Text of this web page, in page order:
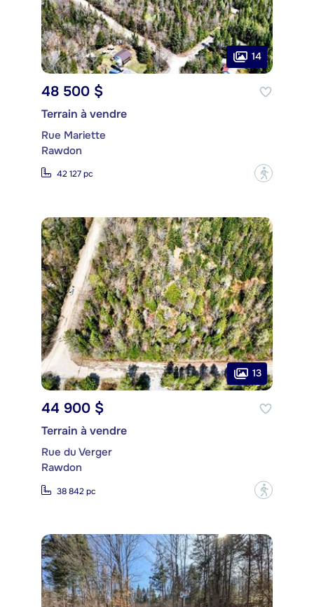
14
48 500 $
Terrain à vendre
Rue Mariette
Rawdon
42 127 pc ?
13
44 900 $
Terrain à vendre
Rue du Verger
Rawdon
38 842 pc ?